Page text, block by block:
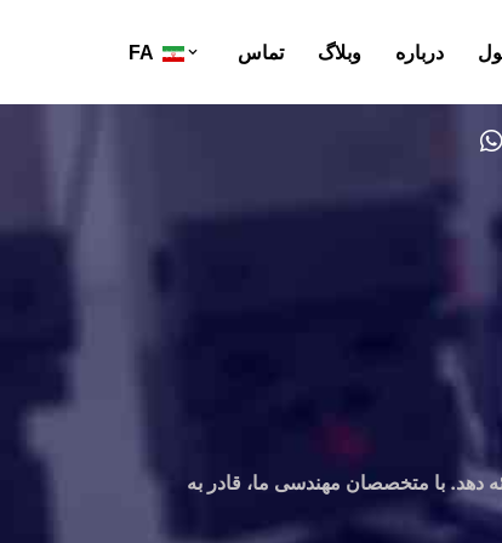
درباره وبلاگ تماس FA
دهد. با متخصصان مهندسی ما، قادر به